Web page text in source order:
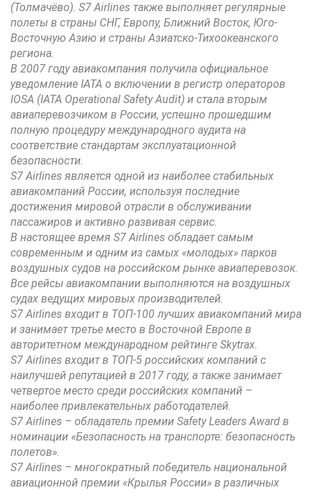
(Толмачёво). S7 Airlines также выполняет регулярные
полеты в страны СНГ, Европу, Ближний Восток, Юго-
Восточную Азию и страны Азиатско-Тихоокеанского
региона.
В 2007 году авиакомпания получила официальное
уведомление IATA о включении в регистр операторов
IOSA (IATA Operational Safety Audit) и стала вторым
авиаперевозчиком в России, успешно прошедшим
полную процедуру международного аудита на
соответствие стандартам эксплуатационной
безопасности.
S7 Airlines является одной из наиболее стабильных
авиакомпаний России, используя последние
достижения мировой отрасли в обслуживании
пассажиров и активно развивая сервис.
В настоящее время S7 Airlines обладает самым
современным и одним из самых «молодых» парков
воздушных судов на российском рынке авиаперевозок.
Все рейсы авиакомпании выполняются на воздушных
судах ведущих мировых производителей.
S7 Airlines входит в ТОП-100 лучших авиакомпаний мира
и занимает третье место в Восточной Европе в
авторитетном международном рейтинге Skytrax.
S7 Airlines входит в ТОП-5 российских компаний с
наилучшей репутацией в 2017 году, а также занимает
четвертое место среди российских компаний –
наиболее привлекательных работодателей.
S7 Airlines – обладатель премии Safety Leaders Award в
номинации «Безопасность на транспорте: безопасность
полетов».
S7 Airlines – многократный победитель национальной
авиационной премии «Крылья России» в различных